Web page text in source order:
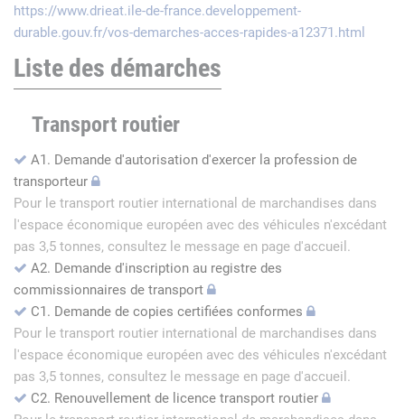
https://www.drieat.ile-de-france.developpement-
durable.gouv.fr/vos-demarches-acces-rapides-a12371.html
Liste des démarches
Transport routier
A1. Demande d'autorisation d'exercer la profession de
transporteur
Pour le transport routier international de marchandises dans
l'espace économique européen avec des véhicules n'excédant
pas 3,5 tonnes, consultez le message en page d'accueil.
A2. Demande d'inscription au registre des
commissionnaires de transport
C1. Demande de copies certifiées conformes
Pour le transport routier international de marchandises dans
l'espace économique européen avec des véhicules n'excédant
pas 3,5 tonnes, consultez le message en page d'accueil.
C2. Renouvellement de licence transport routier